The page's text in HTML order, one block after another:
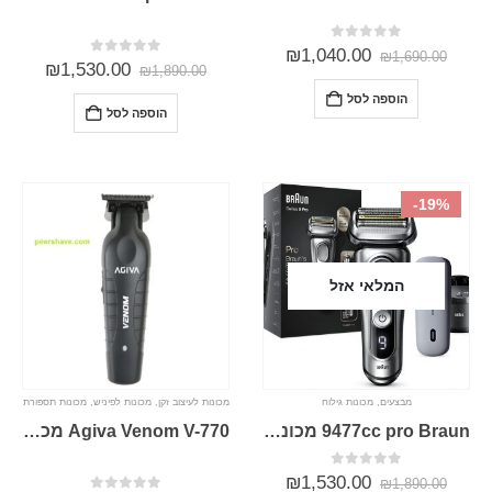
0 מתוך 5
₪1,690.00
₪1,040.00
הוספה לסל
0 מתוך 5
₪1,890.00
₪1,530.00
הוספה לסל
-19%
המלאי אזל
מבצעים,מכונות גילוח
9477cc pro Braun מכונת גילוח בראון סדרה 9 פרו
0 מתוך 5
₪1,890.00
₪1,530.00
מכונות לעיצוב זקן,מכונות לפיניש,מכונות תספורת
Agiva Venom V-770 מכונת תספורת פיניש אפס 0 אגיבה ונום